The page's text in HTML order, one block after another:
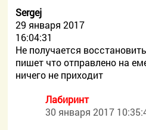
Sergej
29 января 2017
16:04:31
Не получается
пишет что отправлено на
ничего не приходит
Лабиринт
30 января 2017